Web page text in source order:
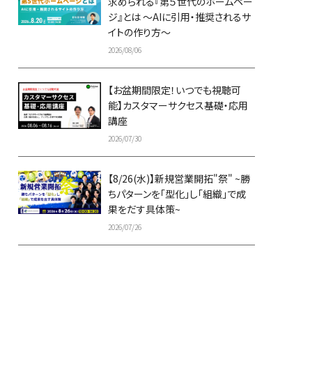
ジ』とは ～AIに引用・推奨されるサ
イトの作り方～
2026/08/06
【お盆期間限定！いつでも視聴可
能】カスタマーサクセス基礎・応用
講座
2026/07/30
【8/26(水)】新規営業開拓"祭" ~勝
ちパターンを「型化」し「組織」で成
果をだす具体策~
2026/07/26